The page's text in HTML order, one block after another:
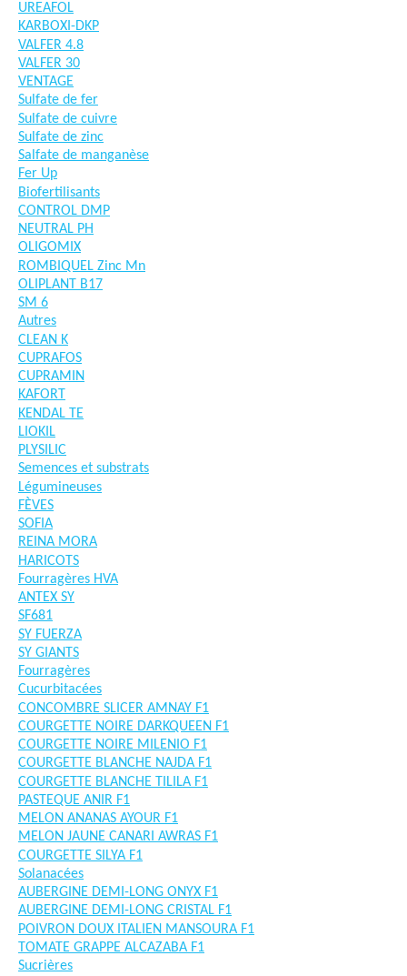
UREAFOL
KARBOXI-DKP
VALFER 4.8
VALFER 30
VENTAGE
Sulfate de fer
Sulfate de cuivre
Sulfate de zinc
Salfate de manganèse
Fer Up
Biofertilisants
CONTROL DMP
NEUTRAL PH
OLIGOMIX
ROMBIQUEL Zinc Mn
OLIPLANT B17
SM 6
Autres
CLEAN K
CUPRAFOS
CUPRAMIN
KAFORT
KENDAL TE
LIOKIL
PLYSILIC
Semences et substrats
Légumineuses
FÈVES
SOFIA
REINA MORA
HARICOTS
Fourragères HVA
ANTEX SY
SF681
SY FUERZA
SY GIANTS
Fourragères
Cucurbitacées
CONCOMBRE SLICER AMNAY F1
COURGETTE NOIRE DARKQUEEN F1
COURGETTE NOIRE MILENIO F1
COURGETTE BLANCHE NAJDA F1
COURGETTE BLANCHE TILILA F1
PASTEQUE ANIR F1
MELON ANANAS AYOUR F1
MELON JAUNE CANARI AWRAS F1
COURGETTE SILYA F1
Solanacées
AUBERGINE DEMI-LONG ONYX F1
AUBERGINE DEMI-LONG CRISTAL F1
POIVRON DOUX ITALIEN MANSOURA F1
TOMATE GRAPPE ALCAZABA F1
Sucrières